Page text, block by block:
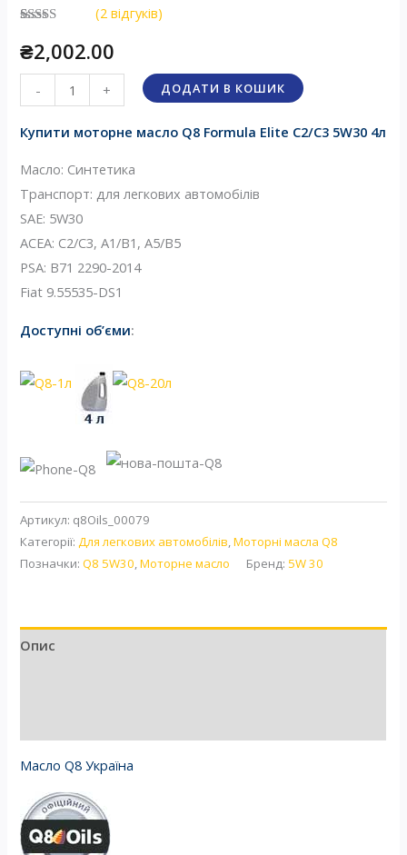
5.00 з 5 на
основі
опитування
покупців
(2 відгуків)
₴2,002.00
-
Q8
Formula
5W30
+ ДОДАТИ В КОШИК
Купити моторне масло Q8 Formula Elite C2/C3 5W30 4л
Масло: Синтетика
Транспорт: для легкових автомобілів
SAE: 5W30
ACEA: C2/C3, A1/B1, A5/B5
PSA: B71 2290-2014
Fiat 9.55535-DS1
Доступні об’єми:
Артикул: q8Oils_00079
Категорії:Для легкових автомобілів,Моторні масла Q8
Позначки:Q8 5W30,Моторне масло Бренд: 5W 30
Опис
Масло Q8 Україна